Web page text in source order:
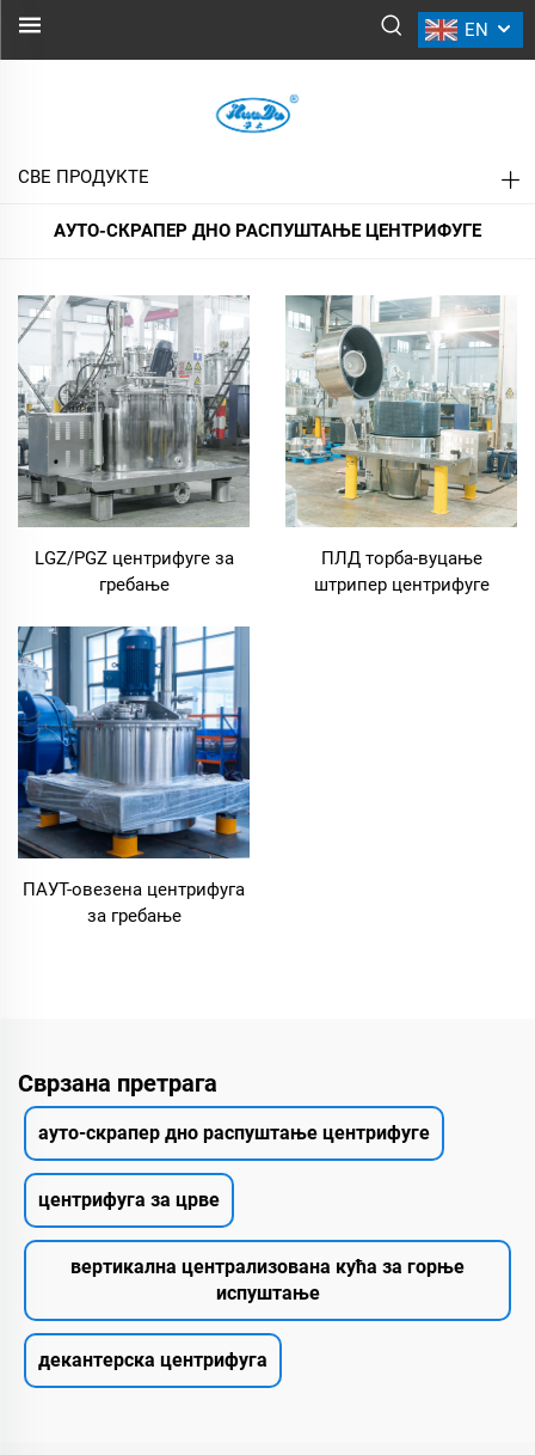
EN
АУТО-СКРАПЕР ДНО РАСПУШТАЊЕ
СВЕ ПРОДУКТЕ
АУТО-СКРАПЕР ДНО РАСПУШТАЊЕ ЦЕНТРИФУГЕ
LGZ/PGZ центрифуге за
гребање
ПЛД торба-вуцање
штрипер центрифуге
ПАУТ-овезена центрифуга
за гребање
Сврзана претрага
ауто-скрапер дно распуштање центрифуге
центрифуга за црве
вертикална централизована кућа за горње
испуштање
декантерска центрифуга